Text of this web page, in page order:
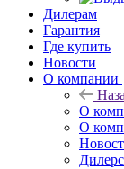
Дилерам
Гарантия
Где купить
Новости
О компании
О
О